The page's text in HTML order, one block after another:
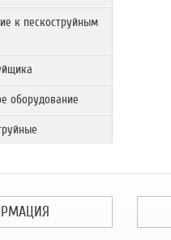
к пескоструйным
оборудование